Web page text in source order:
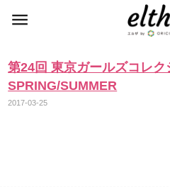
第24回 東京ガールズコレク
SPRING/SUMMER
2017-03-25